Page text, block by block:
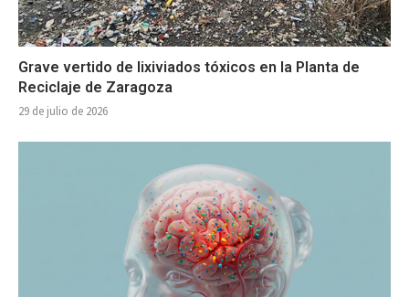
Grave vertido de lixiviados tóxicos en la Planta de
Reciclaje de Zaragoza
29 de julio de 2026